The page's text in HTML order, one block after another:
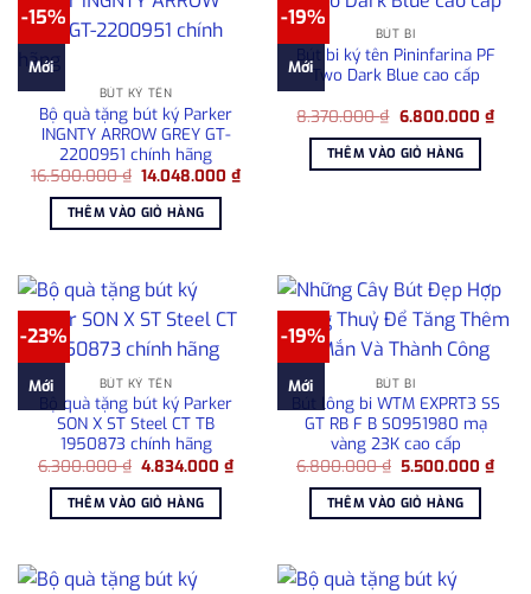
-15%
Mới
BÚT KÝ TÊN
Bộ quà tặng bút ký Parker
INGNTY ARROW GREY GT-
2200951 chính hãng
16.500.000₫ Giá
là:
16.500.000 ₫.
14.048.000₫Giá
THÊM VÀO GIỎ HÀNG
-19%
Mới
BÚT BI
Bút bi ký tên Pininfarina PF
Two Dark Blue cao cấp
8.370.000₫ Giá
là:
8.370.000 ₫.
6.800.000 ₫Giá
THÊM VÀO GIỎ HÀNG
-23%
Mới BÚT KÝ TÊN
Bộ quà tặng bút ký Parker
SON X ST Steel CT TB
1950873 chính hãng
6.300.000₫ Giá
là:
6.300.000 ₫.
4.834.000₫Giá
hiện
4.834.000 ₫.
THÊM VÀO GIỎ HÀNG
-19%
Mới BÚT BI
Bút lông bi WTM EXPRT3 SS
GT RB F B S0951980 mạ
vàng 23K cao cấp
6.800.000₫ Giá
là:
6.800.000 ₫.
5.500.000₫Giá
hiện
THÊM VÀO GIỎ HÀNG